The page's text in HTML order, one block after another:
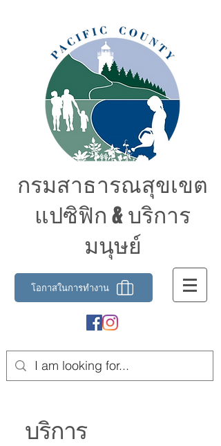
กรมสาธารณสุขเขต
แปซิฟิก & บริการ
มนุษย์
โอกาสในการทำงาน
บริการ